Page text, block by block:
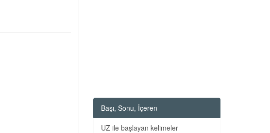
Başı, Sonu, İçeren
UZ ile başlayan kelimeler